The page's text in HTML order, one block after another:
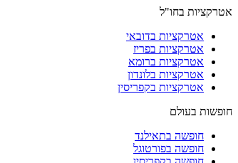
אטרקציות בחו"ל
אטרקציות בדובאי
אטרקציות בפריז
אטרקציות ברומא
אטרקציות בלונדון
אטרקציות בקפריסין
חופשות בעולם
חופשה בתאילנד
חופשה בפורטוגל